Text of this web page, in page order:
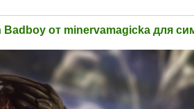
от minervamagicka для